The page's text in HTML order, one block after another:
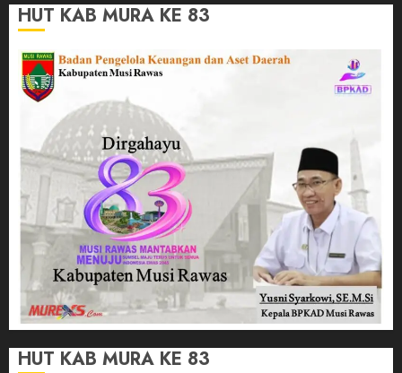
HUT KAB MURA KE 83
HUT KAB MURA KE 83